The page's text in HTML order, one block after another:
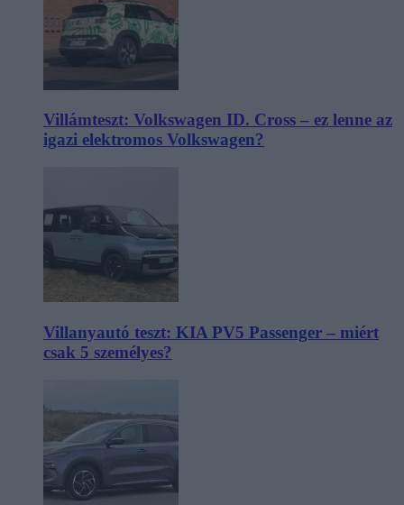
Villámteszt: Volkswagen ID. Cross – ez lenne az
igazi elektromos Volkswagen?
Villanyautó teszt: KIA PV5 Passenger – miért
csak 5 személyes?